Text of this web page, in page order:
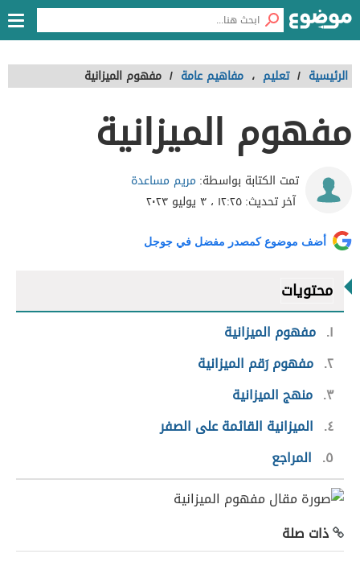
الرئيسية / تعليم ، مفاهيم عامة / مفهوم الميزانية
مفهوم الميزانية
تمت الكتابة بواسطة: مريم مساعدة
آخر تحديث:١٢:٢٥ ، ٣ يوليو ٢٠٢٣
أضف موضوع كمصدر مفضل في جوجل
محتويات
١ مفهوم الميزانية
٢ مفهوم رَقم الميزانية
٣ منهج الميزانية
٤
الميزانية القائمة على الصفر
٥
المراجع
ذات صلة